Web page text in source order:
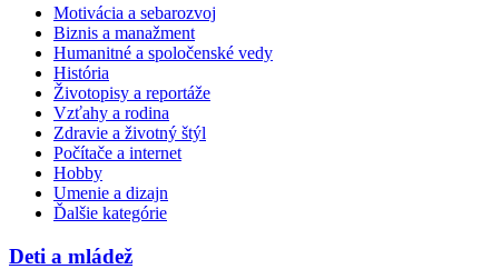
Motivácia a sebarozvoj
Biznis a manažment
Humanitné a spoločenské vedy
História
Životopisy a reportáže
Vzťahy a rodina
Zdravie a životný štýl
Počítače a internet
Hobby
Umenie a dizajn
Ďalšie kategórie
Deti a mládež